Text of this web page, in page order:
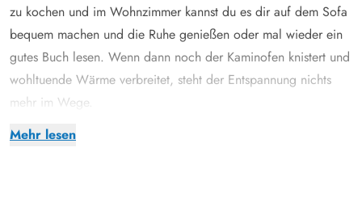
Mehr lesen
zu kochen und im Wohnzimmer kannst du es dir auf dem Sofa
bequem machen und die Ruhe genießen oder mal wieder ein
gutes Buch lesen. Wenn dann noch der Kaminofen knistert und
wohltuende Wärme verbreitet, steht der Entspannung nichts
mehr im Wege.
Das Badezimmer ist mit einer Fußbodenheizung ausgestattet